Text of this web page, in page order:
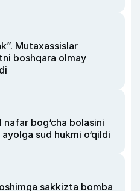
Mutaxassislar
boshqara olmay
nafar bog‘cha bolasini
sud hukmi o‘qildi
sakkizta bomba